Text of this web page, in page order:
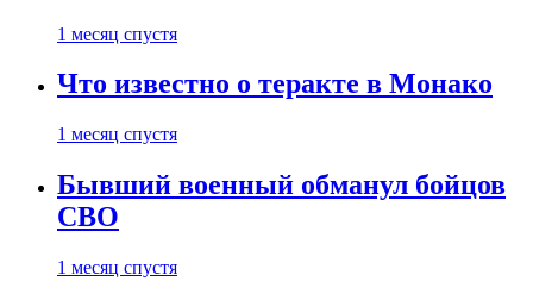
1 месяц спустя
Что известно о теракте в Монако
1 месяц спустя
Бывший военный обманул бойцов
СВО
1 месяц спустя